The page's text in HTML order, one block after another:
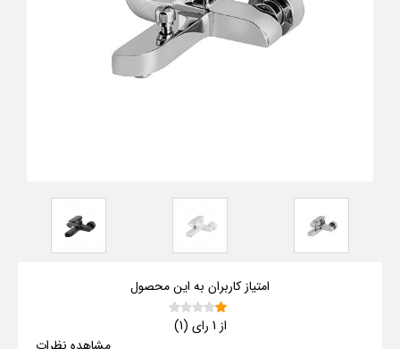
امتیاز کاربران به این محصول
از 1 رای (1)